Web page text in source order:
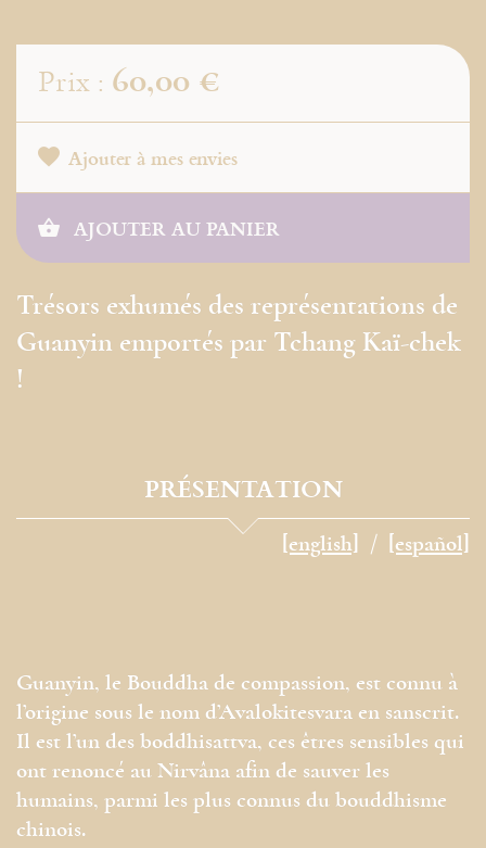
Prix : 60,00 €
Ajouter à mes envies
AJOUTER AU PANIER
Trésors exhumés des représentations de
Guanyin emportés par Tchang Kaï-chek
!
PRÉSENTATION
[english] [español]
Guanyin, le Bouddha de compassion, est connu à
l’origine sous le nom d’Avalokitesvara en sanscrit.
Il est l’un des boddhisattva, ces êtres sensibles qui
ont renoncé au Nirvâna afin de sauver les
humains, parmi les plus connus du bouddhisme
chinois.